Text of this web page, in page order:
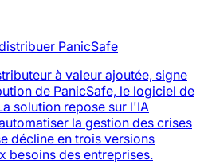
PanicSafe
à valeur ajoutée, signe
de PanicSafe, le logiciel de
solution repose sur l'IA
la gestion des crises
décline en trois versions
besoins des entreprises.